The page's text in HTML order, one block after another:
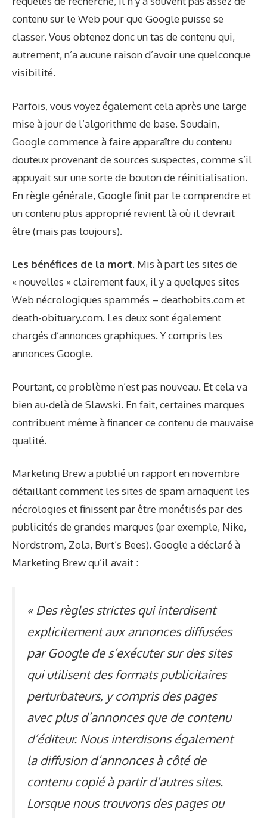
contenu sur le Web pour que Google puisse se
classer. Vous obtenez donc un tas de contenu qui,
autrement, n’a aucune raison d’avoir une quelconque
visibilité.
Parfois, vous voyez également cela après une large
mise à jour de l’algorithme de base. Soudain,
Google commence à faire apparaître du contenu
douteux provenant de sources suspectes, comme s’il
appuyait sur une sorte de bouton de réinitialisation.
En règle générale, Google finit par le comprendre et
un contenu plus approprié revient là où il devrait
être (mais pas toujours).
Les bénéfices de la mort. Mis à part les sites de
« nouvelles » clairement faux, il y a quelques sites
Web nécrologiques spammés – deathobits.com et
death-obituary.com. Les deux sont également
chargés d’annonces graphiques. Y compris les
annonces Google.
Pourtant, ce problème n’est pas nouveau. Et cela va
bien au-delà de Slawski. En fait, certaines marques
contribuent même à financer ce contenu de mauvaise
qualité.
Marketing Brew a publié un rapporten novembre
détaillant comment les sites de spam arnaquent les
nécrologies et finissent par être monétisés par des
publicités de grandes marques (par exemple, Nike,
Nordstrom, Zola, Burt’s Bees). Google a déclaré à
Marketing Brew qu’il avait :
« Des règles strictes qui interdisent
explicitement aux annonces diffusées
par Google de s’exécuter sur des sites
qui utilisent des formats publicitaires
perturbateurs, y compris des pages
avec plus d’annonces que de contenu
d’éditeur. Nous interdisons également
la diffusion d’annonces à côté de
contenu copié à partir d’autres sites.
Lorsque nous trouvons des pages ou